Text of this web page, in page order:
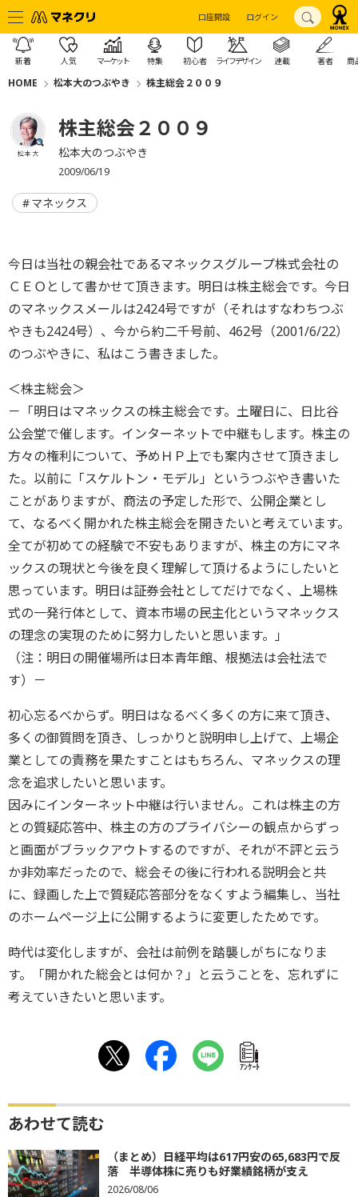
口座開設 ログイン
新着 人気 マーケット 特集 初心者 ライフデザイン 連載 著者 商
HOME 松本大のつぶやき 株主総会２００９
松本 大
株主総会２００９
松本大のつぶやき
2009/06/19
マネックス
今日は当社の親会社であるマネックスグループ株式会社の
ＣＥＯとして書かせて頂きます。明日は株主総会です。今日
のマネックスメールは2424号ですが（それはすなわちつぶ
やきも2424号）、今から約二千号前、462号（2001/6/22）
のつぶやきに、私はこう書きました。
＜株主総会＞
－「明日はマネックスの株主総会です。土曜日に、日比谷
公会堂で催します。インターネットで中継もします。株主の
方々の権利について、予めＨＰ上でも案内させて頂きまし
た。以前に「スケルトン・モデル」というつぶやき書いた
ことがありますが、商法の予定した形で、公開企業とし
て、なるべく開かれた株主総会を開きたいと考えています。
全てが初めての経験で不安もありますが、株主の方にマネ
ックスの現状と今後を良く理解して頂けるようにしたいと
思っています。明日は証券会社としてだけでなく、上場株
式の一発行体として、資本市場の民主化というマネックス
の理念の実現のために努力したいと思います。」
（注：明日の開催場所は日本青年館、根拠法は会社法で
す）－
初心忘るべからず。明日はなるべく多くの方に来て頂き、
多くの御質問を頂き、しっかりと説明申し上げて、上場企
業としての責務を果たすことはもちろん、マネックスの理
念を追求したいと思います。
因みにインターネット中継は行いません。これは株主の方
との質疑応答中、株主の方のプライバシーの観点からずっ
と画面がブラックアウトするのですが、それが不評と云う
か非効率だったので、総会その後に行われる説明会と共
に、録画した上で質疑応答部分をなくすよう編集し、当社
のホームページ上に公開するように変更したためです。
時代は変化しますが、会社は前例を踏襲しがちになりま
す。「開かれた総会とは何か？」と云うことを、忘れずに
考えていきたいと思います。
ｱﾝｹｰﾄ
あわせて読む
（まとめ）日経平均は617円安の65,683円で反
落 半導体株に売りも好業績銘柄が支え
2026/08/06